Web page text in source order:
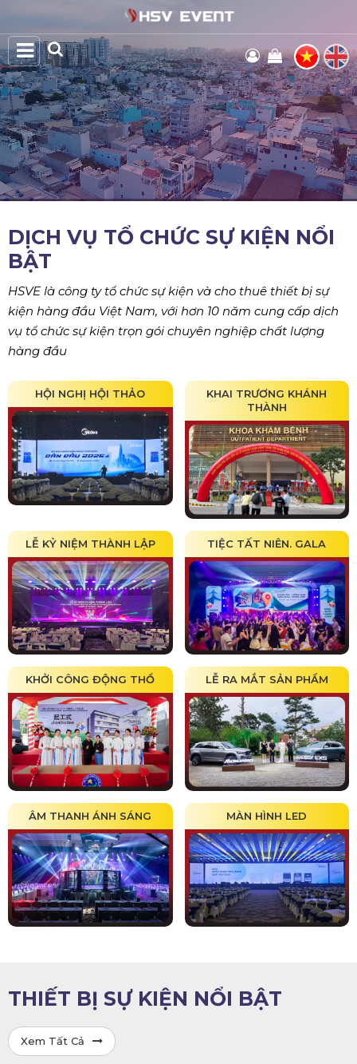
DỊCH VỤ TỔ CHỨC SỰ KIỆN NỔI
BẬT
HSVE là công ty tổ chức sự kiện và cho thuê thiết bị sự
kiện hàng đầu Việt Nam, với hơn 10 năm cung cấp dịch
vụ tổ chức sự kiện trọn gói chuyên nghiệp chất lượng
hàng đầu
HỘI NGHỊ HỘI THẢO
KHAI TRƯƠNG KHÁNH
THÀNH
LỄ KỶ NIỆM THÀNH LẬP TIỆC TẤT NIÊN. GALA
KHỞI CÔNG ĐỘNG THỔ LỄ RA MẮT SẢN PHẨM
ÂM THANH ÁNH SÁNG MÀN HÌNH LED
THIẾT BỊ SỰ KIỆN NỔI BẬT
Xem Tất Cả